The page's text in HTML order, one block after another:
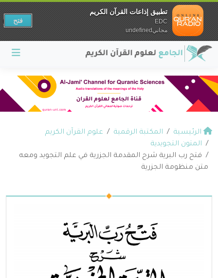
الرئيسية المكتبة الرقمية
علوم القرآن الكريم
المتون التجويدية
فتح رب البرية شرح المقدمة الجزرية في علم التجويد ومعه
متن منظومة الجزرية
تطبيق إذاعات القرآن الكريم
EDC
مجانيundefined
فتح